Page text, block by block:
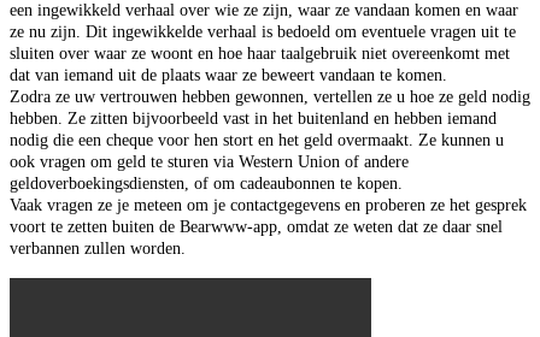
een ingewikkeld verhaal over wie ze zijn, waar ze vandaan komen en waar
ze nu zijn. Dit ingewikkelde verhaal is bedoeld om eventuele vragen uit te
sluiten over waar ze woont en hoe haar taalgebruik niet overeenkomt met
dat van iemand uit de plaats waar ze beweert vandaan te komen.
Zodra ze uw vertrouwen hebben gewonnen, vertellen ze u hoe ze geld nodig
hebben. Ze zitten bijvoorbeeld vast in het buitenland en hebben iemand
nodig die een cheque voor hen stort en het geld overmaakt. Ze kunnen u
ook vragen om geld te sturen via Western Union of andere
geldoverboekingsdiensten, of om cadeaubonnen te kopen.
Vaak vragen ze je meteen om je contactgegevens en proberen ze het gesprek
voort te zetten buiten de Bearwww-app, omdat ze weten dat ze daar snel
verbannen zullen worden.